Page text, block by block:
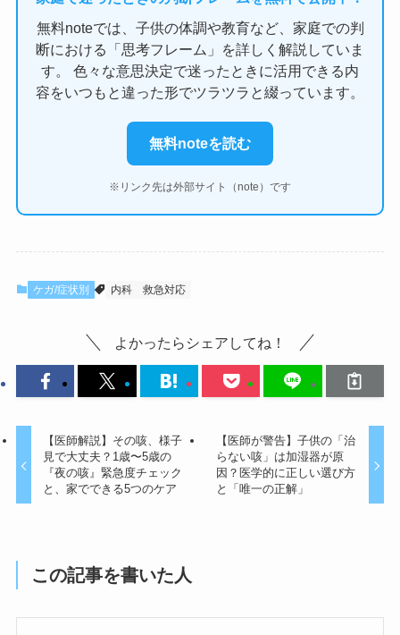
無料noteでは、子供の体調や教育など、家庭での判
断における「思考フレーム」を詳しく解説していま
す。 色々な意思決定で迷ったときに活用できる内
容をいつもと違った形でツラツラと綴っています。
無料noteを読む
※リンク先は外部サイト（note）です
ケガ/症状別 内科 救急対応
よかったらシェアしてね！
【医師解説】その咳、様子
見で大丈夫？1歳〜5歳の
『夜の咳』緊急度チェック
と、家でできる5つのケア
【医師が警告】子供の「治
らない咳」は加湿器が原
因？医学的に正しい選び方
と「唯一の正解」
この記事を書いた人